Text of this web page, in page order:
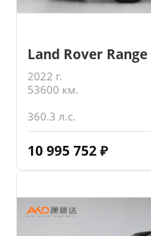
Land Rover
2022 г.
53600 км.
360.3 л.с.
10 995 752 ₽